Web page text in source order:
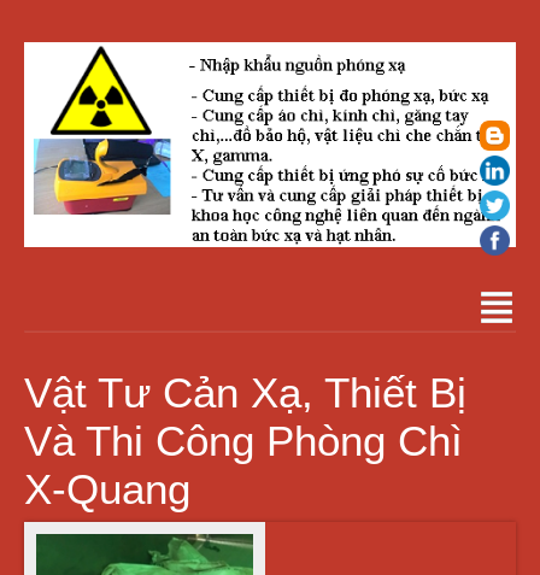
Vật Tư Cản Xạ, Thiết Bị
Và Thi Công Phòng Chì
X-Quang